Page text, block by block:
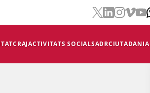
CRAJACTIVITATS SOCIALSADRCIUTADANIA